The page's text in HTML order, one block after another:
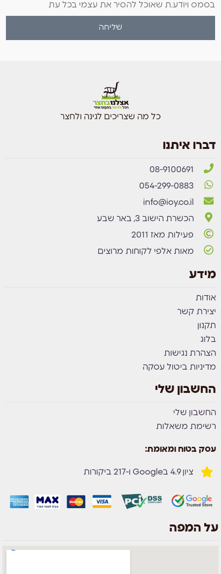
בסמס ויודע.ת שאוכל להסיר את עצמי בכל עת
שליחה
כל מה שצריכים לגינה ולחצר
דברו איתנו
08-9100691
054-299-0883
info@ioy.co.il
הכשרת הישוב 3, באר שבע
פעילות מאז 2011
מאות אלפי לקוחות מרוצים
מידע
אודות
יצירת קשר
תקנון
בלוג
הצהרת נגישות
מדיניות ביטול עסקה
החשבון שלי
החשבון שלי
רשימת משאלות
עסק בטוח ומאומת:
ציון 4.9 בGoogle ו-217 ביקורות
על המפה